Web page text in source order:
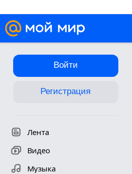
Войти
Регистрация
Лента
Видео
Музыка